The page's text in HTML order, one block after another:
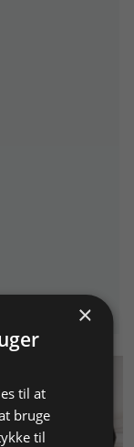
×
til at
bruge
til